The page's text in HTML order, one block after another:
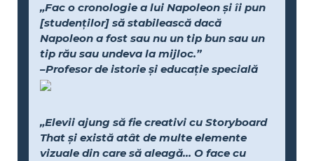
„Fac o cronologie a lui Napoleon și îi pun
[studenților] să stabilească dacă
Napoleon a fost sau nu un tip bun sau un
tip rău sau undeva la mijloc.”
–Profesor de istorie și educație specială
„Elevii ajung să fie creativi cu Storyboard
That și există atât de multe elemente
vizuale din care să aleagă... O face cu